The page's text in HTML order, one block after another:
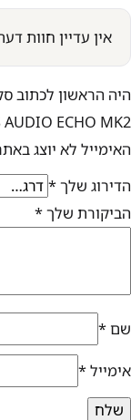
אין עדיין חוות
היה הראשון לכתוב
AUDIO ECHO MK2”
האימייל לא יוצג
הדירוג שלך*
הביקורת שלך*
שם *
אימייל*